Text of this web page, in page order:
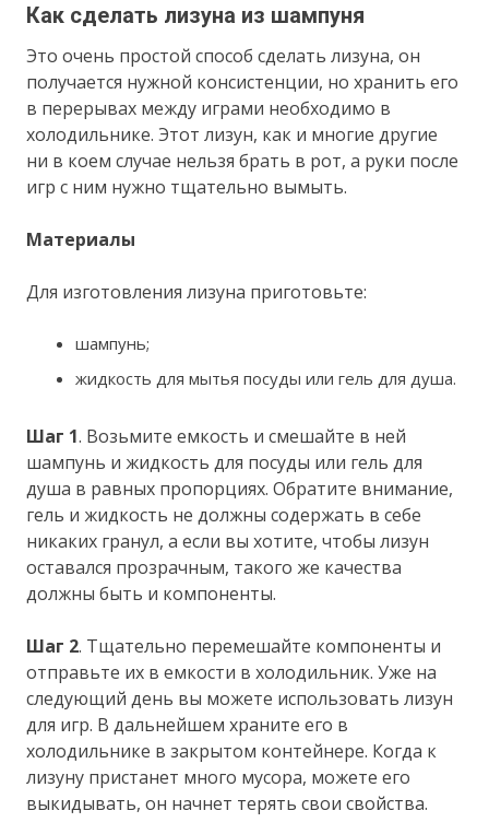
Как сделать лизуна из шампуня
Это очень простой способ сделать лизуна, он
получается нужной консистенции, но хранить его
в перерывах между играми необходимо в
холодильнике. Этот лизун, как и многие другие
ни в коем случае нельзя брать в рот, а руки после
игр с ним нужно тщательно вымыть.
Материалы
Для изготовления лизуна приготовьте:
шампунь;
жидкость для мытья посуды или гель для душа.
Шаг 1. Возьмите емкость и смешайте в ней
шампунь и жидкость для посуды или гель для
душа в равных пропорциях. Обратите внимание,
гель и жидкость не должны содержать в себе
никаких гранул, а если вы хотите, чтобы лизун
оставался прозрачным, такого же качества
должны быть и компоненты.
Шаг 2. Тщательно перемешайте компоненты и
отправьте их в емкости в холодильник. Уже на
следующий день вы можете использовать лизун
для игр. В дальнейшем храните его в
холодильнике в закрытом контейнере. Когда к
лизуну пристанет много мусора, можете его
выкидывать, он начнет терять свои свойства.